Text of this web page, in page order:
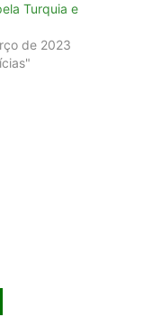
Turquia e
de 2023